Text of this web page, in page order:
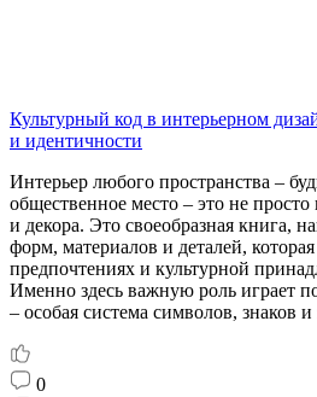
Культурный код в интерьерном
и идентичности
Интерьер любого пространства –
общественное место – это не
и декора. Это своеобразная книга,
форм, материалов и деталей,
предпочтениях и культурной
Именно здесь важную роль играет
– особая система символов, знаков
0